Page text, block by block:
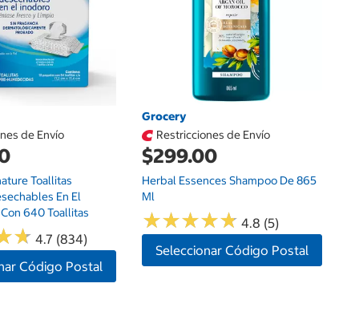
de Envío
Toallitas
En El
640 Toallitas
★
★ 4.7 (834)
Código Postal
Grocery
Restricciones de Envío
$299.00
Herbal Essences Shampoo De 865
Ml
★★★★★
★★★★★ 4.8 (5)
Seleccionar Código Postal